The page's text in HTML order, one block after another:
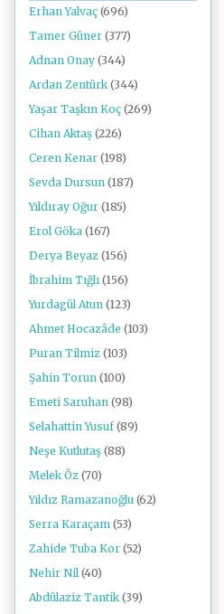
Erhan Yalvaç (696)
Tamer Güner (377)
Adnan Onay (344)
Ardan Zentürk (344)
Yaşar Taşkın Koç (269)
Cihan Aktaş (226)
Ceren Kenar (198)
Sevda Dursun (187)
Yıldıray Oğur (185)
Erol Göka (167)
Derya Beyaz (156)
İbrahim Tığlı (156)
Yurdagül Atun (123)
Ahmet Hocazâde (103)
Puran Tilmiz (103)
Şahin Torun (100)
Emeti Saruhan (98)
Selahattin Yusuf (89)
Neşe Kutlutaş (88)
Melek Öz (70)
Yıldız Ramazanoğlu (62)
Serra Karaçam (53)
Zahide Tuba Kor (52)
Nehir Nil (40)
Abdülaziz Tantik (39)